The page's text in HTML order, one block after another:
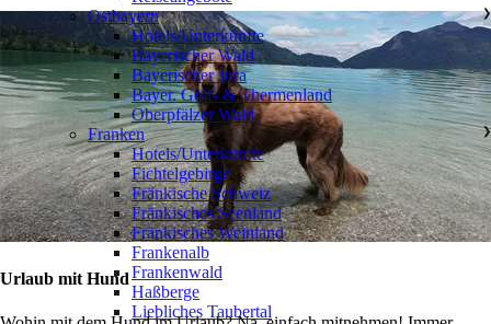
Urlaub mit Hund
Ostbayern
❯
Hotels/Unterkünfte
Bayerischer Wald
Bayerischer Jura
Bayer. Golf- & Thermenland
Oberpfälzer Wald
Franken
❯
Hotels/Unterkünfte
Fichtelgebirge
Fränkische Schweiz
Fränkisches Seenland
Fränkisches Weinland
Frankenalb
Frankenwald
Haßberge
Liebliches Taubertal